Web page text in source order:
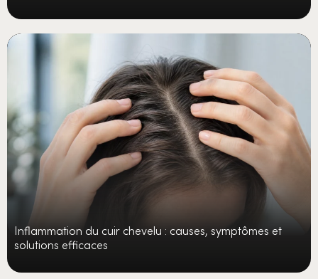
Inflammation du cuir chevelu : causes, symptômes et
solutions efficaces